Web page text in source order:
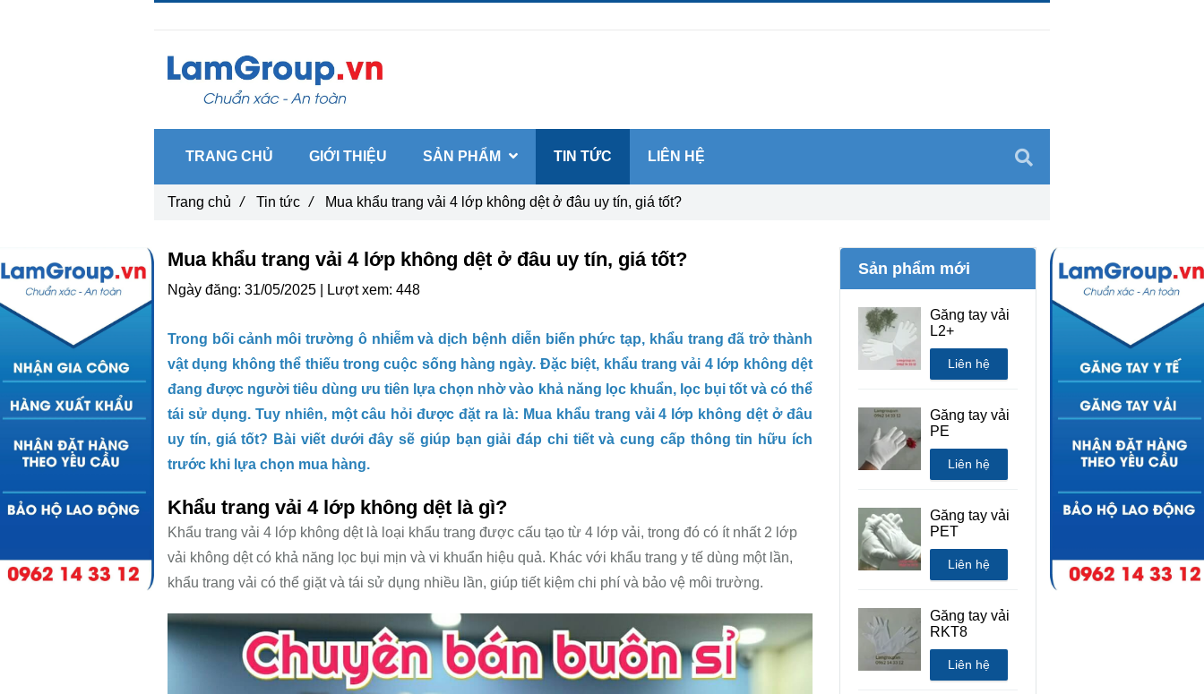
Mua khẩu trang vải 4 lớp không dệt ở đâu uy tín, giá tốt?
Ngày đăng: 31/05/2025 | Lượt xem: 448
Trong bối cảnh môi trường ô nhiễm và dịch bệnh diễn biến phức tạp, khẩu trang đã trở thành
vật dụng không thể thiếu trong cuộc sống hàng ngày. Đặc biệt, khẩu trang vải 4 lớp không dệt
đang được người tiêu dùng ưu tiên lựa chọn nhờ vào khả năng lọc khuẩn, lọc bụi tốt và có thể
tái sử dụng. Tuy nhiên, một câu hỏi được đặt ra là: Mua khẩu trang vải 4 lớp không dệt ở đâu
uy tín, giá tốt? Bài viết dưới đây sẽ giúp bạn giải đáp chi tiết và cung cấp thông tin hữu ích
trước khi lựa chọn mua hàng.
Khẩu trang vải 4 lớp không dệt là gì?
Khẩu trang vải 4 lớp không dệt là loại khẩu trang được cấu tạo từ 4 lớp vải, trong đó có ít nhất 2 lớp
vải không dệt có khả năng lọc bụi mịn và vi khuẩn hiệu quả. Khác với khẩu trang y tế dùng một lần,
khẩu trang vải có thể giặt và tái sử dụng nhiều lần, giúp tiết kiệm chi phí và bảo vệ môi trường.
Sản phẩm mới
Găng tay vải
L2+
Liên hệ
Găng tay vải
PE
Liên hệ
Găng tay vải
PET
Liên hệ
Găng tay vải
RKT8
Liên hệ
Trang chủ / Tin tức / Mua khẩu trang vải 4 lớp không dệt ở đâu uy tín, giá tốt?
TRANG CHỦ GIỚI THIỆU SẢN PHẨM TIN TỨC LIÊN HỆ